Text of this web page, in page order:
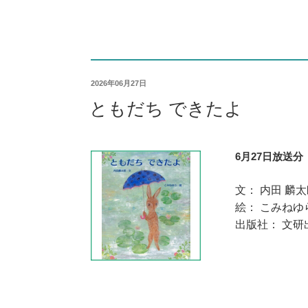
2026年06月27日
ともだち できたよ
6月27日放送分
文： 内田 麟
絵： こみねゆ
出版社： 文研